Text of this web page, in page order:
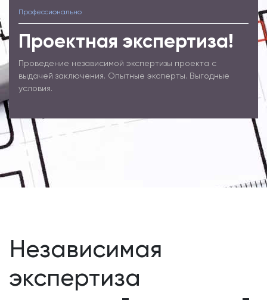
Профессионально
Проектная экспертиза!
Проведение независимой экспертизы проекта с
выдачей заключения. Опытные эксперты. Выгодные
условия.
Независимая
экспертиза